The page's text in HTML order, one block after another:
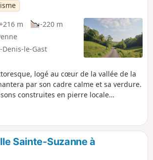
m
-220 m
le-Gast
logé au cœur de la vallée de la
par son cadre calme et sa verdure.
construites en pierre locale
de hêtres dont le bois dur et
tant en menuiserie qu'en ébénisterie
en bois de chauffage.
Sainte-Suzanne à